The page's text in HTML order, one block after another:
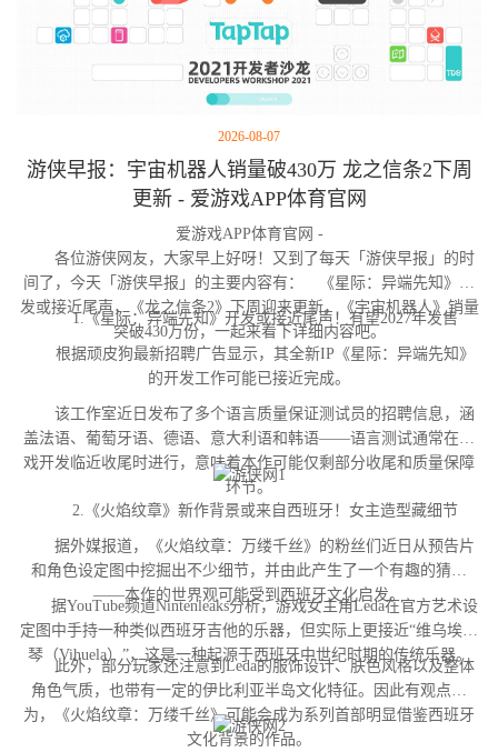
2026-08-07
游侠早报：宇宙机器人销量破430万 龙之信条2下周
更新 - 爱游戏APP体育官网
爱游戏APP体育官网 -
各位游侠网友，大家早上好呀！又到了每天「游侠早报」的时
间了，今天「游侠早报」的主要内容有： 《星际：异端先知》开
发或接近尾声，《龙之信条2》下周迎来更新，《宇宙机器人》销量
突破430万份，一起来看下详细内容吧。
1.《星际：异端先知》开发或接近尾声！有望2027年发售
根据顽皮狗最新招聘广告显示，其全新IP《星际：异端先知》
的开发工作可能已接近完成。
该工作室近日发布了多个语言质量保证测试员的招聘信息，涵
盖法语、葡萄牙语、德语、意大利语和韩语——语言测试通常在游
戏开发临近收尾时进行，意味着本作可能仅剩部分收尾和质量保障
环节。
2.《火焰纹章》新作背景或来自西班牙！女主造型藏细节
据外媒报道，《火焰纹章：万缕千丝》的粉丝们近日从预告片
和角色设定图中挖掘出不少细节，并由此产生了一个有趣的猜测
——本作的世界观可能受到西班牙文化启发。
据YouTube频道Nintenleaks分析，游戏女主角Leda在官方艺术设
定图中手持一种类似西班牙吉他的乐器，但实际上更接近“维乌埃拉
琴（Vihuela）”，这是一种起源于西班牙中世纪时期的传统乐器。
此外，部分玩家还注意到Leda的服饰设计、肤色风格以及整体
角色气质，也带有一定的伊比利亚半岛文化特征。因此有观点认
为，《火焰纹章：万缕千丝》可能会成为系列首部明显借鉴西班牙
文化背景的作品。